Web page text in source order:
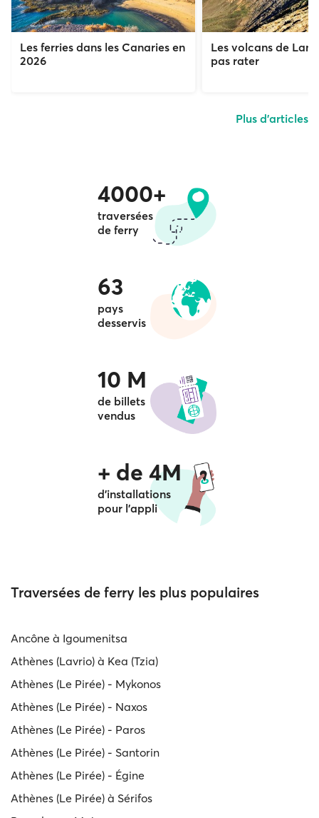
Les ferries dans les Canaries en
2026
Les volcans de
pas rater
Plus d'articles
4000+
traversées
de ferry
63
pays
desservis
10 M
de billets
vendus
+ de 4M
d'installations
pour l'appli
Traversées de ferry les plus populaires
Ancône à Igoumenitsa
Athènes (Lavrio) à Kea (Tzia)
Athènes (Le Pirée) - Mykonos
Athènes (Le Pirée) - Naxos
Athènes (Le Pirée) - Paros
Athènes (Le Pirée) - Santorin
Athènes (Le Pirée) - Égine
Athènes (Le Pirée) à Sérifos